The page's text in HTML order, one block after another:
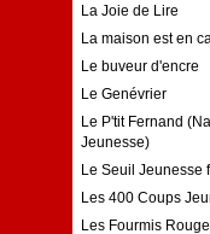
La Joie de Lire
La maison est en
Le buveur d'encre
Le Genévrier
Le P'tit Fernand
Jeunesse)
Le Seuil Jeunesse
Les 400 Coups
Les Fourmis